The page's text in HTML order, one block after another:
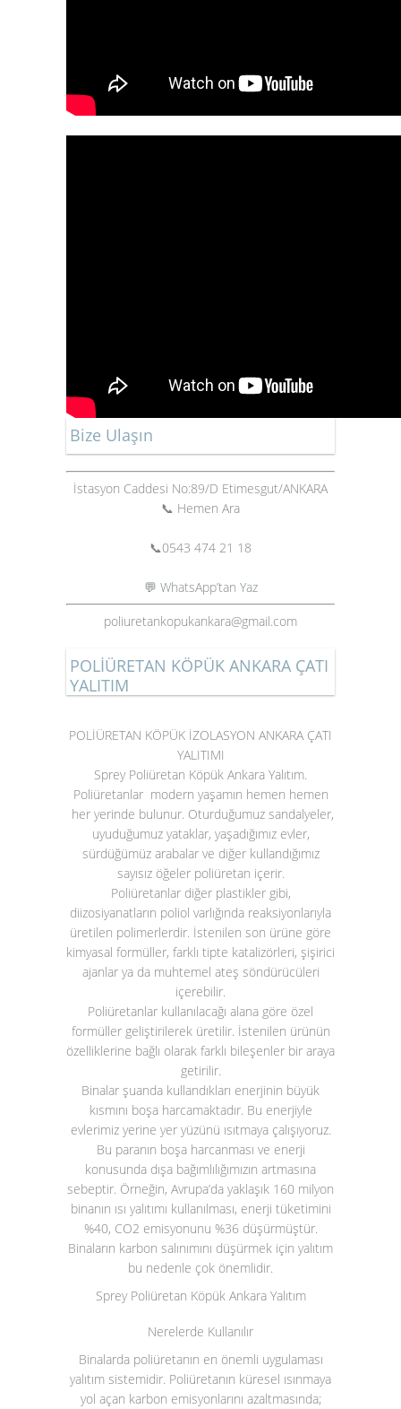
Bize Ulaşın
İstasyon Caddesi No:89/D Etimesgut/ANKARA
📞 Hemen Ara
📞0543 474 21 18
💬 WhatsApp’tan Yaz
poliuretankopukankara@gmail.com
POLİÜRETAN KÖPÜK ANKARA ÇATI
YALITIM
POLİÜRETAN KÖPÜK İZOLASYON ANKARA ÇATI
YALITIMI
Sprey Poliüretan Köpük Ankara Yalıtım.
Poliüretanlar modern yaşamın hemen hemen
her yerinde bulunur. Oturduğumuz sandalyeler,
uyuduğumuz yataklar, yaşadığımız evler,
sürdüğümüz arabalar ve diğer kullandığımız
sayısız öğeler poliüretan içerir.
Poliüretanlar diğer plastikler gibi,
diizosiyanatların poliol varlığında reaksiyonlarıyla
üretilen polimerlerdir. İstenilen son ürüne göre
kimyasal formüller, farklı tipte katalizörleri, şişirici
ajanlar ya da muhtemel ateş söndürücüleri
içerebilir.
Poliüretanlar kullanılacağı alana göre özel
formüller geliştirilerek üretilir. İstenilen ürünün
özelliklerine bağlı olarak farklı bileşenler bir araya
getirilir.
Binalar şuanda kullandıkları enerjinin büyük
kısmını boşa harcamaktadır. Bu enerjiyle
evlerimiz yerine yer yüzünü ısıtmaya çalışıyoruz.
Bu paranın boşa harcanması ve enerji
konusunda dışa bağımlılığımızın artmasına
sebeptir. Örneğin, Avrupa’da yaklaşık 160 milyon
binanın ısı yalıtımı kullanılması, enerji tüketimini
%40, CO2 emisyonunu %36 düşürmüştür.
Binaların karbon salınımını düşürmek için yalıtım
bu nedenle çok önemlidir.
Sprey Poliüretan Köpük Ankara Yalıtım
Nerelerde Kullanılır
Binalarda poliüretanın en önemli uygulaması
yalıtım sistemidir. Poliüretanın küresel ısınmaya
yol açan karbon emisyonlarını azaltmasında;